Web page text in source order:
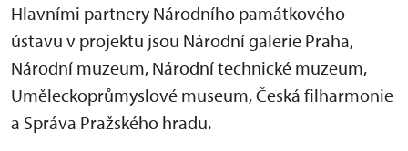
Hlavními partnery Národního památkového
ústavu v projektu jsou Národní galerie Praha,
Národní muzeum, Národní technické muzeum,
Uměleckoprůmyslové museum, Česká filharmonie
a Správa Pražského hradu.